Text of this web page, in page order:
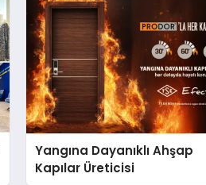
Yangına Dayanıklı Ahşap
Kapılar Üreticisi